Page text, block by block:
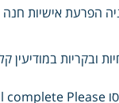
הפרעת אישיות
ובקריות במודיעין